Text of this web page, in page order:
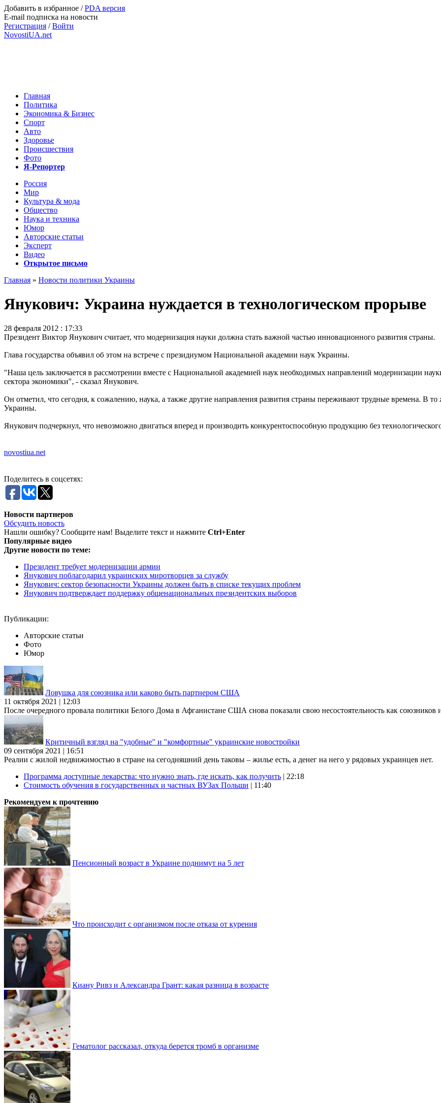
Добавить в избранное /PDA версия
E-mail подписка на новости
Регистрация /Войти
NovostiUA.net
Главная
Политика
Экономика & Бизнес
Спорт
Авто
Здоровье
Происшествия
Фото
Я-Репортер
Россия
Мир
Культура & мода
Общество
Наука и техника
Юмор
Авторские статьи
Эксперт
Видео
Открытое письмо
Главная » Новости политики Украины
Янукович: Украина нуждается в технологическом прорыве
28 февраля 2012 : 17:33
Президент Виктор Янукович считает, что модернизация науки должна стать важной частью инновационного развития страны.
Глава государства объявил об этом на встрече с президиумом Национальной академии наук Украины.
"Наша цель заключается в рассмотрении вместе с Национальной академией наук необходимых направлений модернизации
сектора экономики", - сказал Янукович.
Он отметил, что сегодня, к сожалению, наука, а также другие направления развития страны переживают трудные времена. В то
Украины.
Янукович подчеркнул, что невозможно двигаться вперед и производить конкурентоспособную продукцию без
novostiua.net
Поделитесь в соцсетях:
Новости партнеров
Обсудить новость
Нашли ошибку? Сообщите нам! Выделите текст и нажмите Ctrl+Enter
Популярные видео
Другие новости по теме:
Президент требует модернизации армии
Янукович поблагодарил украинских миротворцев за службу
Янукович: сектор безопасности Украины должен быть в списке текущих проблем
Янукович подтверждает поддержку общенациональных президентских выборов
Публикации:
Авторские статьи
Фото
Юмор
Ловушка для союзника или каково быть партнером США
11 октября 2021 | 12:03
После очередного провала политики Белого Дома в Афганистане США снова показали свою несостоятельность как союзников
Критичный взгляд на "удобные" и "комфортные" украинские новостройки
09 сентября 2021 | 16:51
Реалии с жилой недвижимостью в стране на сегодняшний день таковы – жилье есть, а денег на него у рядовых украинцев нет.
Программа доступные лекарства: что нужно знать, где искать, как получить | 22:18
Стоимость обучения в государственных и частных ВУЗах Польши | 11:40
Рекомендуем к прочтению
Пенсионный возраст в Украине поднимут на 5 лет
Что происходит с организмом после отказа от курения
Киану Ривз и Александра Грант: какая разница в возрасте
Гематолог рассказал, откуда берется тромб в организме